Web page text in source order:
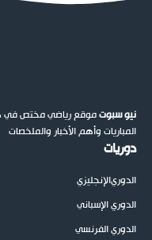
نيو سبوتموقع رياضي مختص في
المباريات وأهم الأخبار والملخصات
دوريات
الدوريالإنجليزي
الدوري الإسباني
الدوري الفرنسي